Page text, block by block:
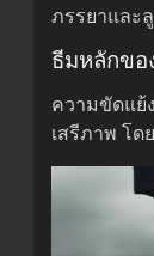
ภรรยาและ
ธีมหลักขอ
ความขัดแย้
เสรีภาพ โ